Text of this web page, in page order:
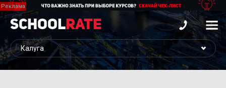
School Rate